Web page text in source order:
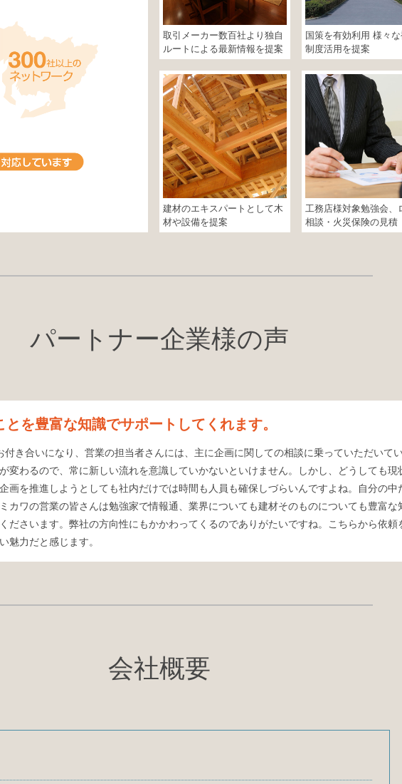
取引メーカー数百社より独自
ルートによる最新情報を提案
国策を有効利用 様々
制度活用を提案
建材のエキスパートとして木
材や設備を提案
工務店様対象勉強会、
相談・火災保険の見積
パートナー企業様の声
を豊富な知識でサポートしてくれます。
き合いになり、営業の担当者さんには、主に企画に関しての相談に乗っていただいて
変わるので、常に新しい流れを意識していかないといけません。しかし、どうしても現
画を推進しようとしても社内だけでは時間も人員も確保しづらいんですよね。自分の中
カワの営業の皆さんは勉強家で情報通、業界についても建材そのものについても豊富な
ださいます。弊社の方向性にもかかわってくるのでありがたいですね。こちらから依頼
魅力だと感じます。
会社概要